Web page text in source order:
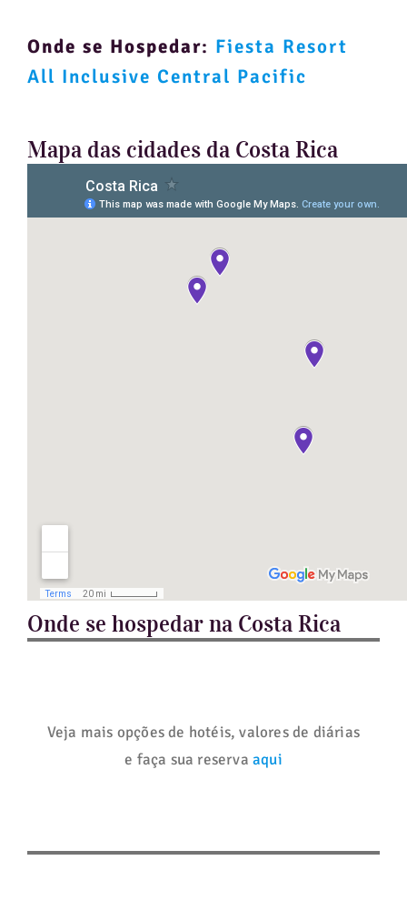
Onde se Hospedar: Fiesta Resort
All Inclusive Central Pacific
Mapa das cidades da Costa Rica
Onde se hospedar na Costa Rica
Veja mais opções de hotéis, valores de diárias
e faça sua reserva aqui